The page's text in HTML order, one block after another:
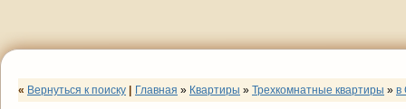
« Вернуться к поиску Главная » Квартиры » Трехкомнатные квартиры » в